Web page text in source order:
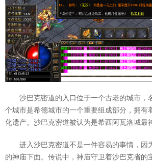
沙巴克密道的入口位于一个古老的城市，
个城市是希德城市的一个重要组成部分，拥有
化遗产。沙巴克密道被认为是希西阿瓦洛城最
进入沙巴克密道不是一件容易的事情，因
的神庙下面。传说中，神庙守卫着沙巴克省的